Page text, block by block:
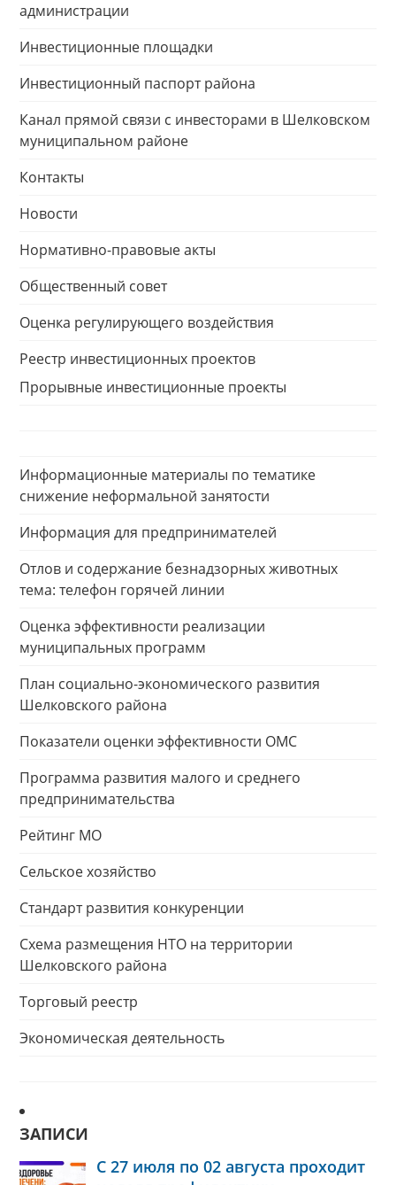
администрации
Инвестиционные площадки
Инвестиционный паспорт района
Канал прямой связи с инвесторами в Шелковском
муниципальном районе
Контакты
Новости
Нормативно-правовые акты
Общественный совет
Оценка регулирующего воздействия
Реестр инвестиционных проектов
Прорывные инвестиционные проекты
Информационные материалы по тематике
снижение неформальной занятости
Информация для предпринимателей
Отлов и содержание безнадзорных животных
тема: телефон горячей линии
Оценка эффективности реализации
муниципальных программ
План социально-экономического развития
Шелковского района
Показатели оценки эффективности ОМС
Программа развития малого и среднего
предпринимательства
Рейтинг МО
Сельское хозяйство
Стандарт развития конкуренции
Схема размещения НТО на территории
Шелковского района
Торговый реестр
Экономическая деятельность
ЗАПИСИ
С 27 июля по 02 августа проходит